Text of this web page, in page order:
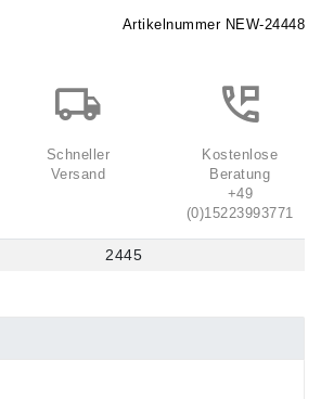
Artikelnummer NEW-24448
Schneller
Versand
Kostenlose
Beratung
+49
(0)15223993771
2445